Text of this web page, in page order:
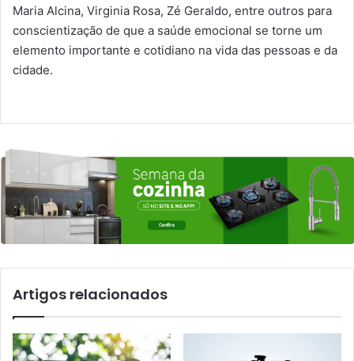
Maria Alcina, Virginia Rosa, Zé Geraldo, entre outros para
conscientização de que a saúde emocional se torne um
elemento importante e cotidiano na vida das pessoas e da
cidade.
Artigos relacionados